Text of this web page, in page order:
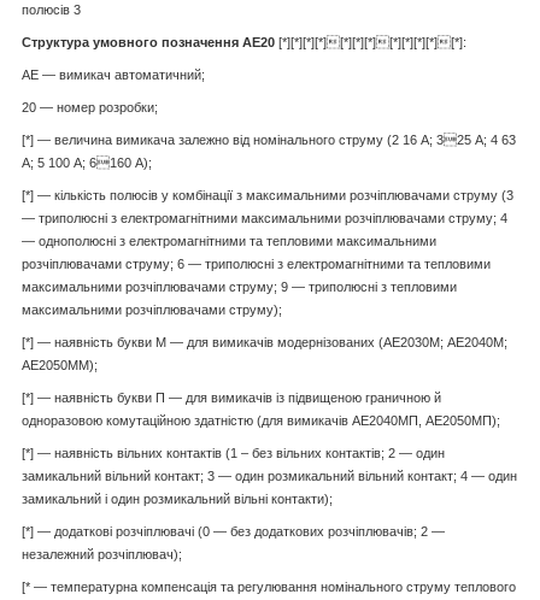
полюсів 3
Структура умовного позначення АЕ20 [*][*][*][*][*][*][*][*][*][*][*][*]:
АЕ — вимикач автоматичний;
20 — номер розробки;
[*] — величина вимикача залежно від номінального струму (2 16 А; 325 А; 4 63
А; 5 100 А; 6160 А);
[*] — кількість полюсів у комбінації з максимальними розчіплювачами струму (3
— триполюсні з електромагнітними максимальними розчіплювачами струму; 4
— однополюсні з електромагнітними та тепловими максимальними
розчіплювачами струму; 6 — триполюсні з електромагнітними та тепловими
максимальними розчіплювачами струму; 9 — триполюсні з тепловими
максимальними розчіплювачами струму);
[*] — наявність букви М — для вимикачів модернізованих (АЕ2030М; АЕ2040М;
АЕ2050ММ);
[*] — наявність букви П — для вимикачів із підвищеною граничною й
одноразовою комутаційною здатністю (для вимикачів АЕ2040МП, АЕ2050МП);
[*] — наявність вільних контактів (1 – без вільних контактів; 2 — один
замикальний вільний контакт; 3 — один розмикальний вільний контакт; 4 — один
замикальний і один розмикальний вільні контакти);
[*] — додаткові розчіплювачі (0 — без додаткових розчіплювачів; 2 —
незалежний розчіплювач);
[* — температурна компенсація та регулювання номінального струму теплового